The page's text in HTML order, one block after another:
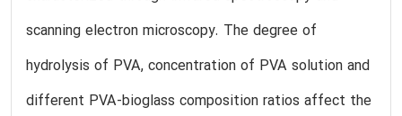
scanning electron microscopy. The degree of
hydrolysis of PVA, concentration of PVA solution and
different PVA-bioglass composition ratios affect the